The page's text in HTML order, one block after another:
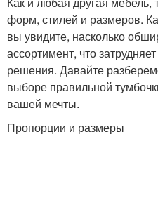
форм, стилей и размеров.
вы увидите, насколько
ассортимент, что
решения. Давайте
выборе правильной
вашей мечты.
Пропорции и размеры